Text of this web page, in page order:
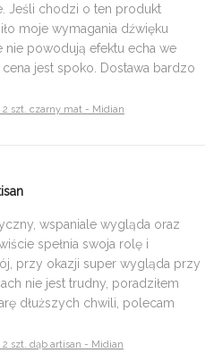
Jeśli chodzi o ten produkt
moje wymagania dźwięku
nie powodują efektu echa we
jest spoko. Dostawa bardzo
szt. czarny mat - Midian
wspaniale wygląda oraz
spełnia swoja rolę i
przy okazji super wygląda przy
nie jest trudny, poradziłem
dłuższych chwili, polecam
szt. dąb artisan - Midian